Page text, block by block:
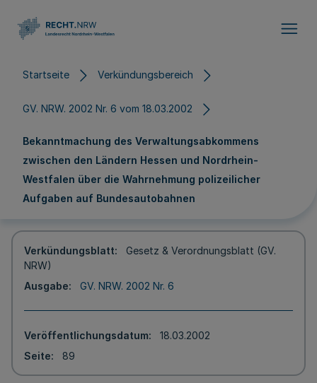
Startseite Verkündungsbereich
GV. NRW. 2002 Nr. 6 vom 18.03.2002
Bekanntmachung des Verwaltungsabkommens
zwischen den Ländern Hessen und Nordrhein-
Westfalen über die Wahrnehmung polizeilicher
Aufgaben auf Bundesautobahnen
Verkündungsblatt
Gesetz & Verordnungsblatt (GV.
NRW)
Ausgabe
GV. NRW. 2002 Nr. 6
Veröffentlichungsdatum
18.03.2002
Seite
89